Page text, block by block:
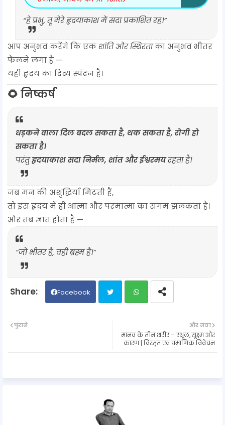
“हे प्रभु, तू मेरे हृदयाकाश में सदा प्रकाशित रह।”
आप अनुभव करेंगे कि एक शांति और स्थिरताका अनुभव भीतर
फैलने लगा है —
यही हृदय का दिव्य स्पंदन है।
🌻 निष्कर्ष
धड़कने वाला दिल बदल सकता है, थक सकता है, रोगी हो
सकता है।
परंतुहृदयाकाश सदा निर्मल, शांत और ईश्वरमयरहता है।
जब मन की अशुद्धियाँ मिटती हैं,
तो इस हृदय में ही आत्मा और परमात्मा का संगम झलकता है।
और तब ज्ञात होता है —
“जो भीतर है, वही ब्रह्म है।”
Facebook
ats
और नया
मानव के तीन शरीर – स्थूल, सूक्ष्म और
कारण | विस्तृत एवं प्रमाणिक विवेचन
पुराने